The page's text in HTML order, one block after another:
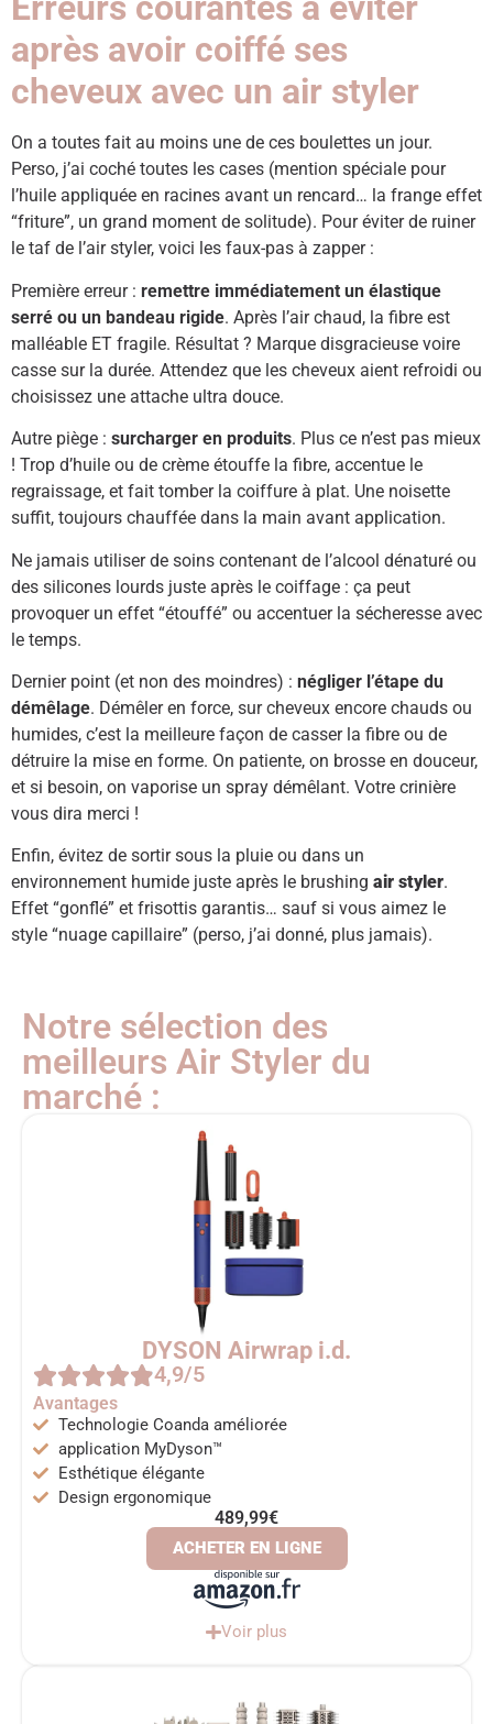
après avoir coiffé ses
cheveux avec un air styler
On a toutes fait au moins une de ces boulettes un jour.
Perso, j’ai coché toutes les cases (mention spéciale pour
l’huile appliquée en racines avant un rencard… la frange effet
“friture”, un grand moment de solitude). Pour éviter de ruiner
le taf de l’air styler, voici les faux-pas à zapper :
Première erreur : remettre immédiatement un élastique
serré ou un bandeau rigide. Après l’air chaud, la fibre est
malléable ET fragile. Résultat ? Marque disgracieuse voire
casse sur la durée. Attendez que les cheveux aient refroidi ou
choisissez une attache ultra douce.
Autre piège : surcharger en produits. Plus ce n’est pas mieux
! Trop d’huile ou de crème étouffe la fibre, accentue le
regraissage, et fait tomber la coiffure à plat. Une noisette
suffit, toujours chauffée dans la main avant application.
Ne jamais utiliser de soins contenant de l’alcool dénaturé ou
des silicones lourds juste après le coiffage : ça peut
provoquer un effet “étouffé” ou accentuer la sécheresse avec
le temps.
Dernier point (et non des moindres) : négliger l’étape du
démêlage. Démêler en force, sur cheveux encore chauds ou
humides, c’est la meilleure façon de casser la fibre ou de
détruire la mise en forme. On patiente, on brosse en douceur,
et si besoin, on vaporise un spray démêlant. Votre crinière
vous dira merci !
Enfin, évitez de sortir sous la pluie ou dans un
environnement humide juste après le brushing air styler.
Effet “gonflé” et frisottis garantis… sauf si vous aimez le
style “nuage capillaire” (perso, j’ai donné, plus jamais).
Notre sélection des
meilleurs Air Styler du
marché :
DYSON Airwrap i.d.
4,9/5
Avantages
Technologie Coanda améliorée
application MyDyson™
Esthétique élégante
Design ergonomique
489,99€
ACHETER EN LIGNE
Voir plus